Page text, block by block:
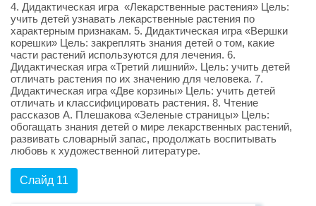
4. Дидактическая игра «Лекарственные растения» Цель:
учить детей узнавать лекарственные растения по
характерным признакам. 5. Дидактическая игра «Вершки
корешки» Цель: закреплять знания детей о том, какие
части растений используются для лечения. 6.
Дидактическая игра «Третий лишний». Цель: учить детей
отличать растения по их значению для человека. 7.
Дидактическая игра «Две корзины» Цель: учить детей
отличать и классифицировать растения. 8. Чтение
рассказов А. Плешакова «Зеленые страницы» Цель:
обогащать знания детей о мире лекарственных растений,
развивать словарный запас, продолжать воспитывать
любовь к художественной литературе.
Слайд 11